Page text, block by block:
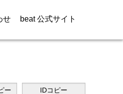
せ beat 公式サイト